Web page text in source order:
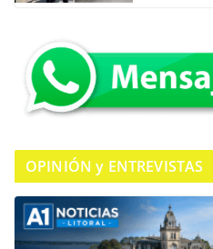
o
k
OPINIÓN y ENTREVISTAS